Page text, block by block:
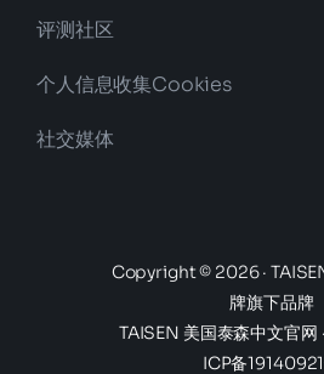
评测社区
个人信息收集Cookies
社交媒体
Copyright © 2026 ·
牌旗下品牌
TAISEN 美国泰森中文官网
ICP备